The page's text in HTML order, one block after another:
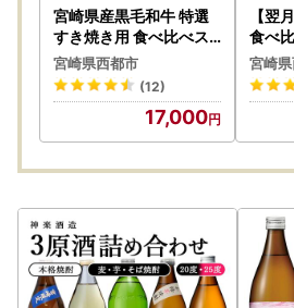
す。
書面での申請をご希望の場合は、寄
いただくか寄附金受領証に記載の二
をお願いいたします。
※年末年始の発行依頼については、
送からお手元に届くまでお時間がか
○提出期日
○ワンストップ特例申請関係書類郵送
〒881-8790
宮崎県西都市聖陵町2丁目1番地
宮崎県産黒毛和牛 特選
すき焼き用 食べ比べス
ライス 3種900g ロース
バラ モモorカタ 宮崎県
有田牧場 牛肉 すき焼き
しゃぶしゃぶ＜14-12a
＞
宮崎県西都市
(12)
17,000
【翌
食べ
ット
モモ
田牧
宮崎